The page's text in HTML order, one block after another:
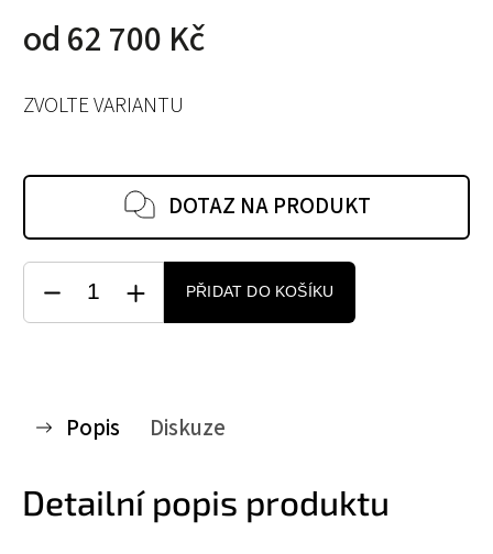
od62 700 Kč
ZVOLTE VARIANTU
DOTAZ NA PRODUKT
PŘIDAT DO KOŠÍKU
Popis Diskuze
Detailní popis produktu